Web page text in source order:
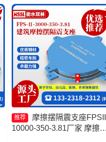
支座生产厂家一套
推荐
摩擦摆隔震支座
10000-350-3.81厂家 摩擦